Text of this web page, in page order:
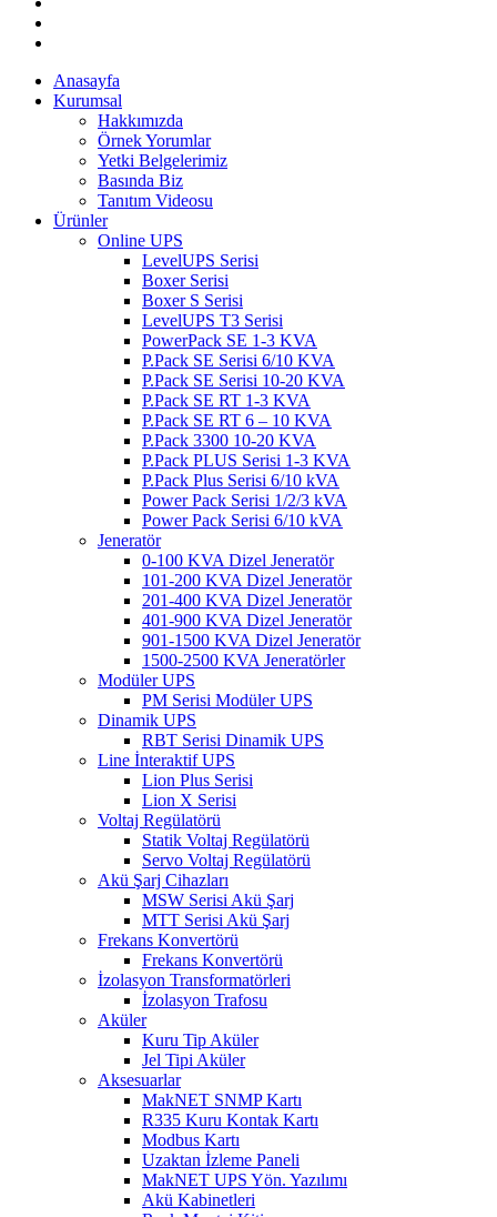
Anasayfa
Kurumsal
Hakkımızda
Örnek Yorumlar
Yetki Belgelerimiz
Basında Biz
Tanıtım Videosu
Ürünler
Online UPS
LevelUPS Serisi
Boxer Serisi
Boxer S Serisi
LevelUPS T3 Serisi
PowerPack SE 1-3 KVA
P.Pack SE Serisi 6/10 KVA
P.Pack SE Serisi 10-20 KVA
P.Pack SE RT 1-3 KVA
P.Pack SE RT 6 – 10 KVA
P.Pack 3300 10-20 KVA
P.Pack PLUS Serisi 1-3 KVA
P.Pack Plus Serisi 6/10 kVA
Power Pack Serisi 1/2/3 kVA
Power Pack Serisi 6/10 kVA
Jeneratör
0-100 KVA Dizel Jeneratör
101-200 KVA Dizel Jeneratör
201-400 KVA Dizel Jeneratör
401-900 KVA Dizel Jeneratör
901-1500 KVA Dizel Jeneratör
1500-2500 KVA Jeneratörler
Modüler UPS
PM Serisi Modüler UPS
Dinamik UPS
RBT Serisi Dinamik UPS
Line İnteraktif UPS
Lion Plus Serisi
Lion X Serisi
Voltaj Regülatörü
Statik Voltaj Regülatörü
Servo Voltaj Regülatörü
Akü Şarj Cihazları
MSW Serisi Akü Şarj
MTT Serisi Akü Şarj
Frekans Konvertörü
Frekans Konvertörü
İzolasyon Transformatörleri
İzolasyon Trafosu
Aküler
Kuru Tip Aküler
Jel Tipi Aküler
Aksesuarlar
MakNET SNMP Kartı
R335 Kuru Kontak Kartı
Modbus Kartı
Uzaktan İzleme Paneli
MakNET UPS Yön. Yazılımı
Akü Kabinetleri